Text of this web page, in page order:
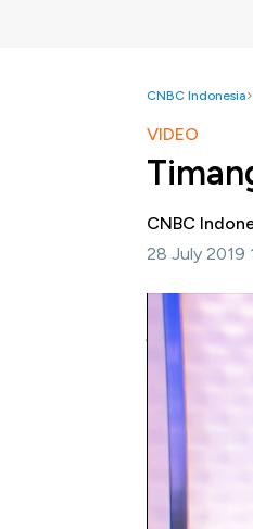
CNBC Indonesia
VIDEO
CNBC
28 July 2019
Jakarta,
jasa
penitipan
Lantas